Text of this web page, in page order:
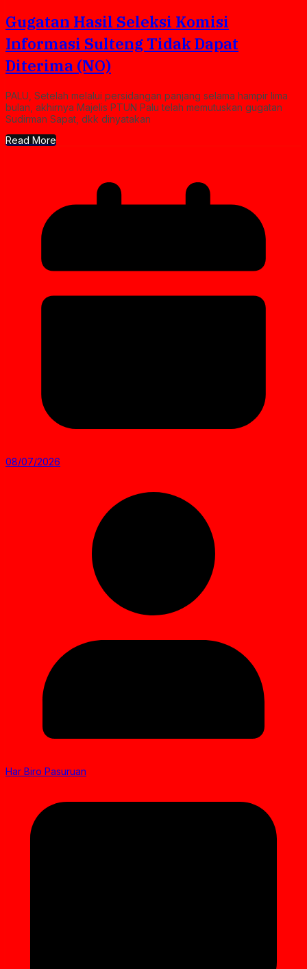
Gugatan Hasil Seleksi Komisi
Informasi Sulteng Tidak Dapat
Diterima (NO)
PALU, Setelah melalui persidangan panjang selama hampir lima
bulan, akhirnya Majelis PTUN Palu telah memutuskan gugatan
Sudirman Sapat, dkk dinyatakan
Read More
08/07/2026
Har Biro Pasuruan